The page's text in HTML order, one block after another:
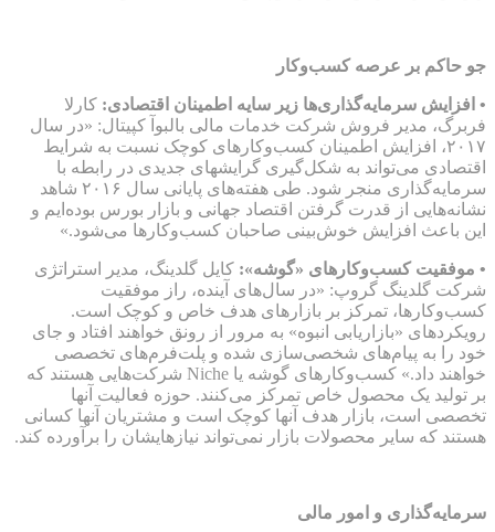
جو حاکم بر عرصه کسب‌وکار
• افزایش سرمایه‌گذاری‌ها زیر سایه اطمینان اقتصادی: کارلا
فربرگ، مدیر فروش شرکت خدمات مالی بالبوآ کپیتال: «در سال
۲۰۱۷، افزایش اطمینان کسب‌وکارهای کوچک نسبت به شرایط
اقتصادی می‌تواند به شکل‌گیری گرایش‏های جدیدی در رابطه با
سرمایه‌گذاری منجر شود. طی هفته‌های پایانی سال ۲۰۱۶ شاهد
نشانه‌هایی از قدرت گرفتن اقتصاد جهانی و بازار بورس بوده‌ایم و
این باعث افزایش خوش‌بینی صاحبان کسب‌وکارها می‌شود.»
• موفقیت کسب‌وکارهای «گوشه»: کایل گلدینگ، مدیر استراتژی
شرکت گلدینگ گروپ: «در سال‌های آینده، راز موفقیت
کسب‌وکارها، تمرکز بر بازارهای هدف خاص و کوچک است.
رویکردهای «بازاریابی انبوه» به مرور از رونق خواهند افتاد و جای
خود را به پیام‌های شخصی‌سازی شده و پلت‌فرم‌های تخصصی
خواهند داد.» کسب‌وکارهای گوشه یا Niche شرکت‌هایی هستند که
بر تولید یک محصول خاص تمرکز می‌کنند. حوزه فعالیت آنها
تخصصی است، بازار هدف آنها کوچک است و مشتریان آنها کسانی‌
هستند که سایر محصولات بازار نمی‌تواند نیازهایشان را برآورده کند.
سرمایه‌گذاری و امور مالی